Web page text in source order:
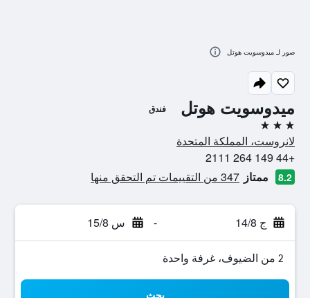
ميدوسويت هوتل فندق
3 نجوم
لانروست، المملكة المتحدة
+44 149 264 2111
8.2 ممتاز 347 من التقييمات تم التحقق منها
ج 14/8 - س 15/8
2 من الضيوف، غرفة واحدة
بحث
صور لـ ميدوسويت هوتل